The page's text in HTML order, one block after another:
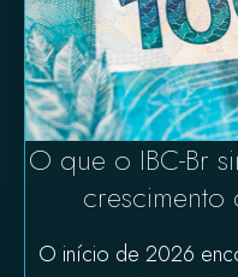
O que o IBC-Br
crescimento
O início de 2026